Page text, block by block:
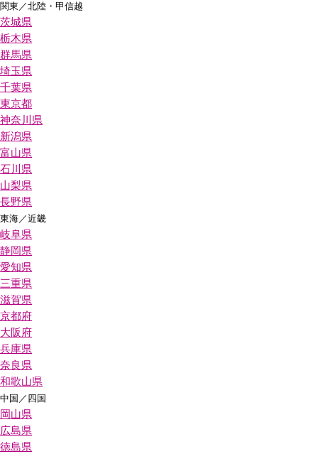
関東／北陸・甲信越
茨城県
栃木県
群馬県
埼玉県
千葉県
東京都
神奈川県
新潟県
富山県
石川県
山梨県
長野県
東海／近畿
岐阜県
静岡県
愛知県
三重県
滋賀県
京都府
大阪府
兵庫県
奈良県
和歌山県
中国／四国
岡山県
広島県
徳島県